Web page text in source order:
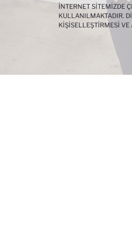
İNTERNET SITEMIZDE
KULLANILMAKTADIR.
KIŞISELLEŞTIRMESI
ÇEREZLERE DAIR
’NDEN